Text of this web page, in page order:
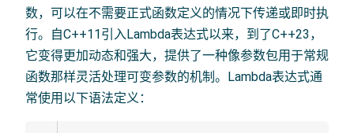
数，可以在不需要正式函数定义的情况下传递或即时执
行。自C++11引入Lambda表达式以来，到了C++23，
它变得更加动态和强大，提供了一种像参数包用于常规
函数那样灵活处理可变参数的机制。Lambda表达式通
常使用以下语法定义：